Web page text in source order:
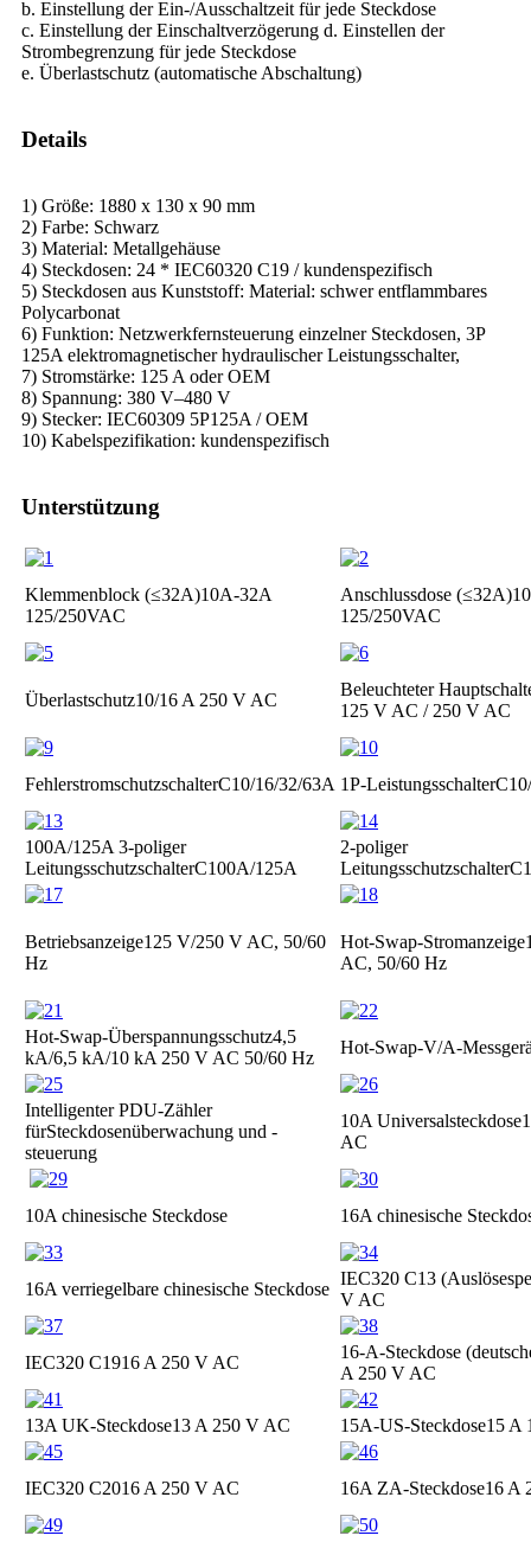
b. Einstellung der Ein-/Ausschaltzeit für jede Steckdose
c. Einstellung der Einschaltverzögerung d. Einstellen der
Strombegrenzung für jede Steckdose
e. Überlastschutz (automatische Abschaltung)
Details
1) Größe: 1880 x 130 x 90 mm
2) Farbe: Schwarz
3) Material: Metallgehäuse
4) Steckdosen: 24 * IEC60320 C19 / kundenspezifisch
5) Steckdosen aus Kunststoff: Material: schwer entflammbares
Polycarbonat
6) Funktion: Netzwerkfernsteuerung einzelner Steckdosen, 3P
125A elektromagnetischer hydraulischer Leistungsschalter,
7) Stromstärke: 125 A oder OEM
8) Spannung: 380 V–480 V
9) Stecker: IEC60309 5P125A / OEM
10) Kabelspezifikation: kundenspezifisch
Unterstützung
Klemmenblock (≤32A)10A-32A
125/250VAC
Anschlussdose (≤32A)
125/250VAC
Überlastschutz10/16 A 250 V AC
Beleuchteter
125 V AC / 250 V AC
FehlerstromschutzschalterC10/16/32/63A 1P-Leistungsschalter
100A/125A 3-poliger
LeitungsschutzschalterC100A/125A
2-poliger
Leitungsschutzschalter
Betriebsanzeige125 V/250 V AC, 50/60
Hz
Hot-Swap-Stromanzeige
AC, 50/60 Hz
Hot-Swap-Überspannungsschutz4,5
kA/6,5 kA/10 kA 250 V AC 50/60 Hz
Hot-Swap-V/A-
Intelligenter PDU-Zähler
fürSteckdosenüberwachung und -
steuerung
10A Universalsteckdose
AC
10A chinesische Steckdose 16A chinesische
16A verriegelbare chinesische Steckdose
IEC320 C13
V AC
IEC320 C1916 A 250 V AC
16-A-Steckdose
A 250 V AC
13A UK-Steckdose13 A 250 V AC 15A-US-Steckdose15 A
IEC320 C2016 A 250 V AC 16A ZA-Steckdose16 A